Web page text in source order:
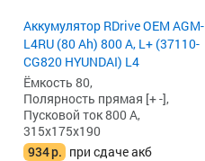
Аккумулятор RDrive OEM AGM-
L4RU (80 Ah) 800 А, L+ (37110-
CG820 HYUNDAI) L4
Ёмкость 80,
Полярность прямая [+ -],
Пусковой ток 800 А,
315x175x190
934р. при сдаче акб